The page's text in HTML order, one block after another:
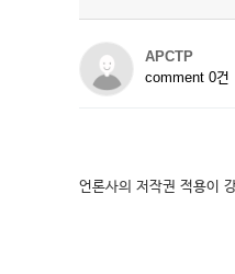
APCTP
comment 0건
언론사의 저작권 적용이